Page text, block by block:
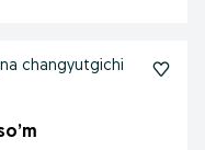
changyutgichi